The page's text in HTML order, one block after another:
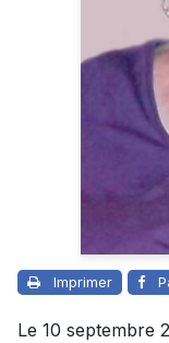
Imprimer
Le 10 septembre